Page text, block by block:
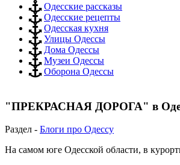
Одесские рассказы
Одесские рецепты
Одесская кухня
Улицы Одессы
Дома Одессы
Музеи Одессы
Оборона Одессы
"ПРЕКРАСНАЯ ДОРОГА" в
Раздел - Блоги про Одессу
На самом юге Одесской области, в